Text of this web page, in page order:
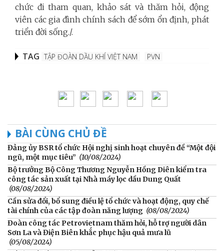
chức đi tham quan, khảo sát và thăm hỏi, động
viên các gia đình chính sách để sớm ổn định, phát
triển đời sống./.
TAG TẬP ĐOÀN DẦU KHÍ VIỆT NAM PVN
BÀI CÙNG CHỦ ĐỀ
Đảng ủy BSR tổ chức Hội nghị sinh hoạt chuyên đề “Một đội
ngũ, một mục tiêu” (10/08/2024)
Bộ trưởng Bộ Công Thương Nguyễn Hồng Diên kiểm tra
công tác sản xuất tại Nhà máy lọc dầu Dung Quất
(08/08/2024)
Cần sửa đổi, bổ sung điều lệ tổ chức và hoạt động, quy chế
tài chính của các tập đoàn năng lượng (08/08/2024)
Đoàn công tác Petrovietnam thăm hỏi, hỗ trợ người dân
Sơn La và Điện Biên khắc phục hậu quả mưa lũ
(05/08/2024)